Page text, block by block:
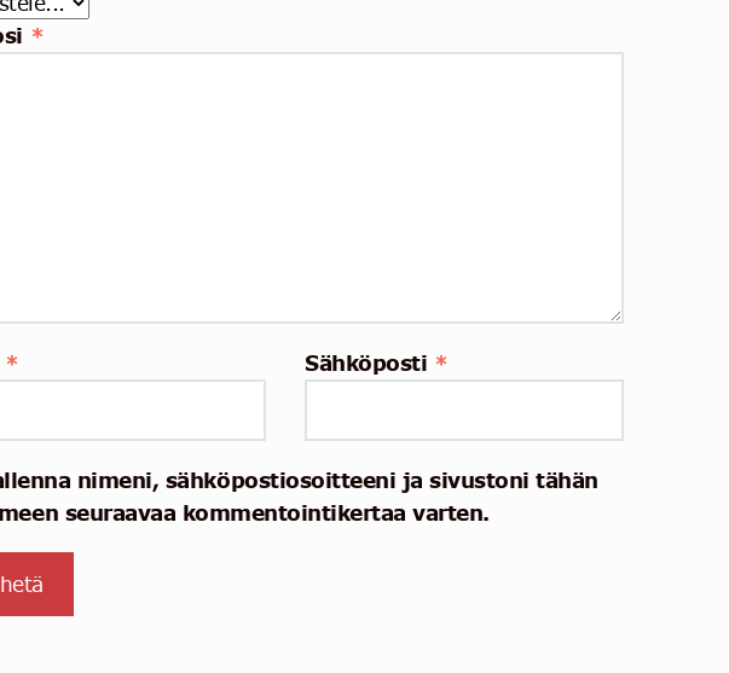
*
* Sähköposti *
nimeni, sähköpostiosoitteeni ja sivustoni tähän
seuraavaa kommentointikertaa varten.